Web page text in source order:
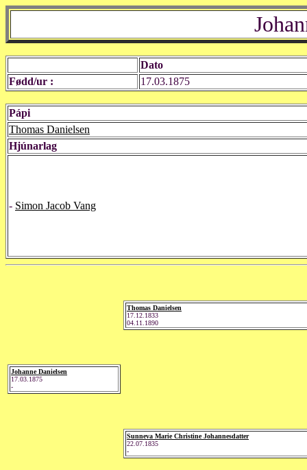
Dato
Fødd/ur :
17.03.1875
Pápi
Thomas Danielsen
Hjúnarlag
- Simon Jacob Vang
Johanne Danielsen
17.03.1875
-
Thomas Danielsen
17.12.1833
04.11.1890
Sunneva Marie Christine Johannesdatter
22.07.1835
-